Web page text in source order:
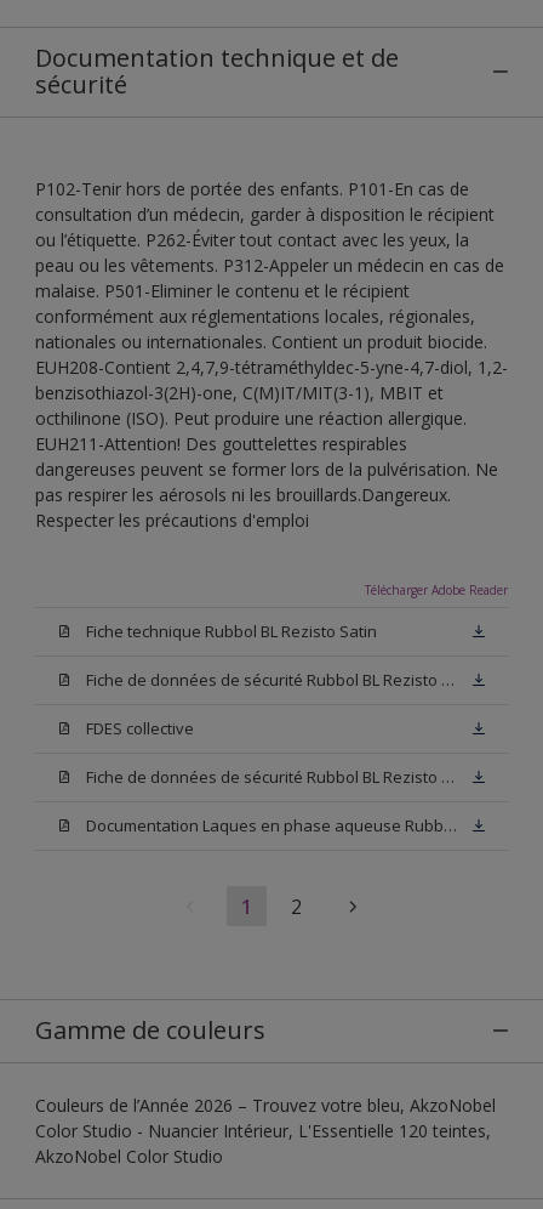
Documentation technique et de
sécurité
P102-Tenir hors de portée des enfants. P101-En cas de
consultation d’un médecin, garder à disposition le récipient
ou l’étiquette. P262-Éviter tout contact avec les yeux, la
peau ou les vêtements. P312-Appeler un médecin en cas de
malaise. P501-Eliminer le contenu et le récipient
conformément aux réglementations locales, régionales,
nationales ou internationales. Contient un produit biocide.
EUH208-Contient 2,4,7,9-tétraméthyldec-5-yne-4,7-diol, 1,2-
benzisothiazol-3(2H)-one, C(M)IT/MIT(3-1), MBIT et
octhilinone (ISO). Peut produire une réaction allergique.
EUH211-Attention! Des gouttelettes respirables
dangereuses peuvent se former lors de la pulvérisation. Ne
pas respirer les aérosols ni les brouillards.Dangereux.
Respecter les précautions d'emploi
Télécharger Adobe Reader
Fiche technique Rubbol BL Rezisto Satin
Fiche de données de sécurité Rubbol BL Rezisto Satin Base N00
FDES collective
Fiche de données de sécurité Rubbol BL Rezisto Satin Base W05
Documentation Laques en phase aqueuse Rubbol BL Velours
1 2
Gamme de couleurs
Couleurs de l’Année 2026 – Trouvez votre bleu, AkzoNobel
Color Studio - Nuancier Intérieur, L'Essentielle 120 teintes,
AkzoNobel Color Studio